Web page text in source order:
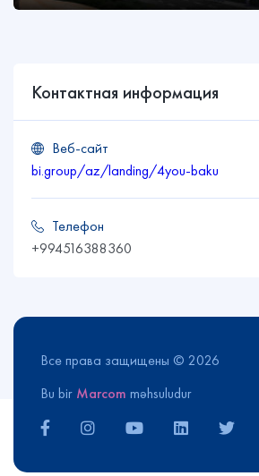
Контактная информация
Веб-сайт
bi.group/az/landing/4you-baku
Телефон
+994516388360
Все права защищены © 2026
Bu bir Marcom məhsuludur